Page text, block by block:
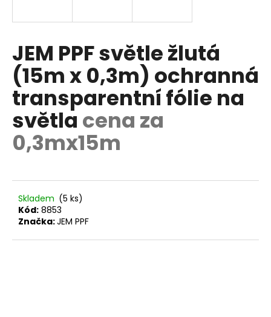
JEM PPF světle žlutá
(15m x 0,3m) ochranná
transparentní fólie na
světla cena za
0,3mx15m
Skladem (5 ks)
Kód: 8853
Značka:JEM PPF
A
t
?
HLEDAT
D
o
p